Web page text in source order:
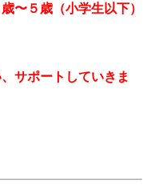
〜５歳（小学生以下）
サポートしていきま